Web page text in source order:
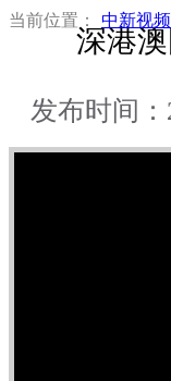
当前位置： 中新视频
深港
发布时间